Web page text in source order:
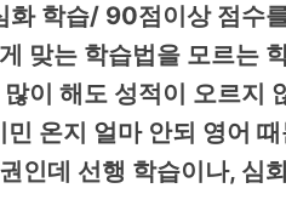
학습/ 90점이상 점수
맞는 학습법을 모르는
이 해도 성적이 오르지
온지 얼마 안되 영어
인데 선행 학습이나, 심